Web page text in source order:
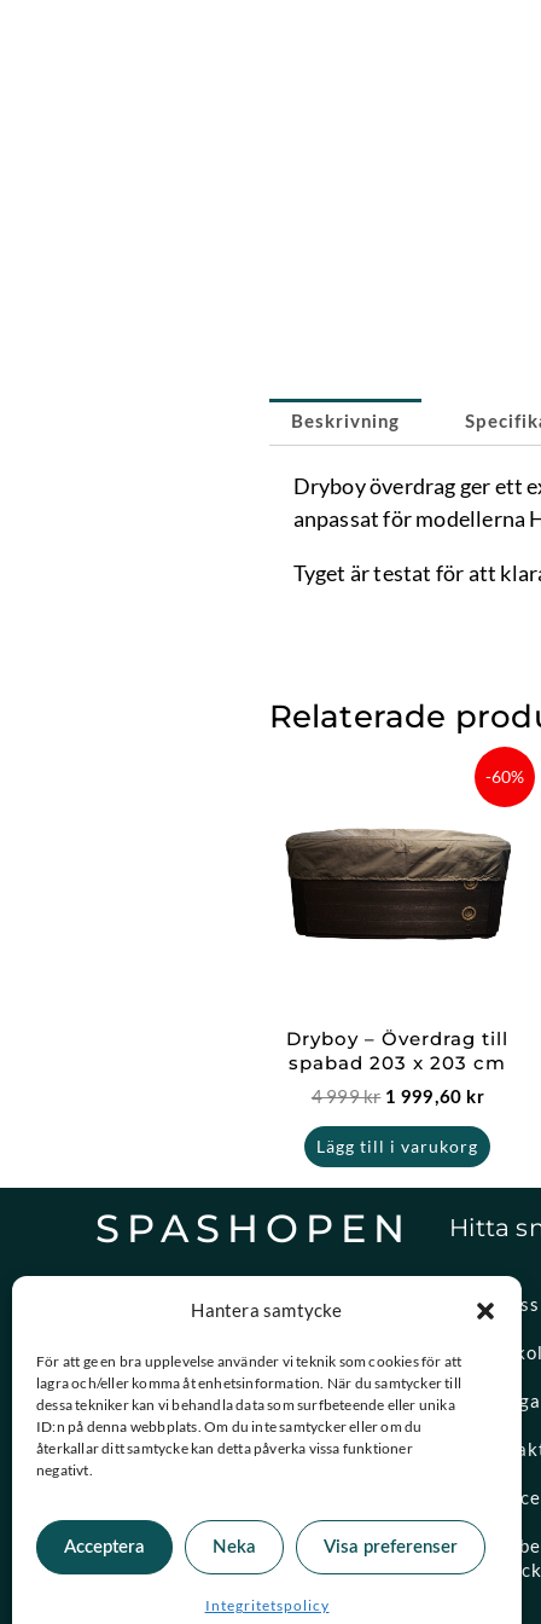
Hantera samtycke
För att ge en bra upplevelse använder vi teknik som cookies för att
lagra och/eller komma åt enhetsinformation. När du samtycker till
dessa tekniker kan vi behandla data som surfbeteende eller unika
ID:n på denna webbplats. Om du inte samtycker eller om du
återkallar ditt samtycke kan detta påverka vissa funktioner
negativt.
Acceptera Neka Visa preferenser
Integritetspolicy
Beskrivning
Dryboy överdrag ger ett
anpassat för modellerna
Tyget är testat för att
Relaterade
-60%
Dryboy – Överdrag till
spabad 203 x 203 cm
4 999kr
ursprungliga
var:
4
999 kr.
1 999,60 kr
Det
priset
är:
1
Lägg till i varukorg
SPASHOPEN
reservdelar och vattenvård.
08-756 20 00
Vardagar 09:00 – 15:00
Hitta
Om oss
spalock
© 2026 Spashopen. Alla rättigheter förbehållna.